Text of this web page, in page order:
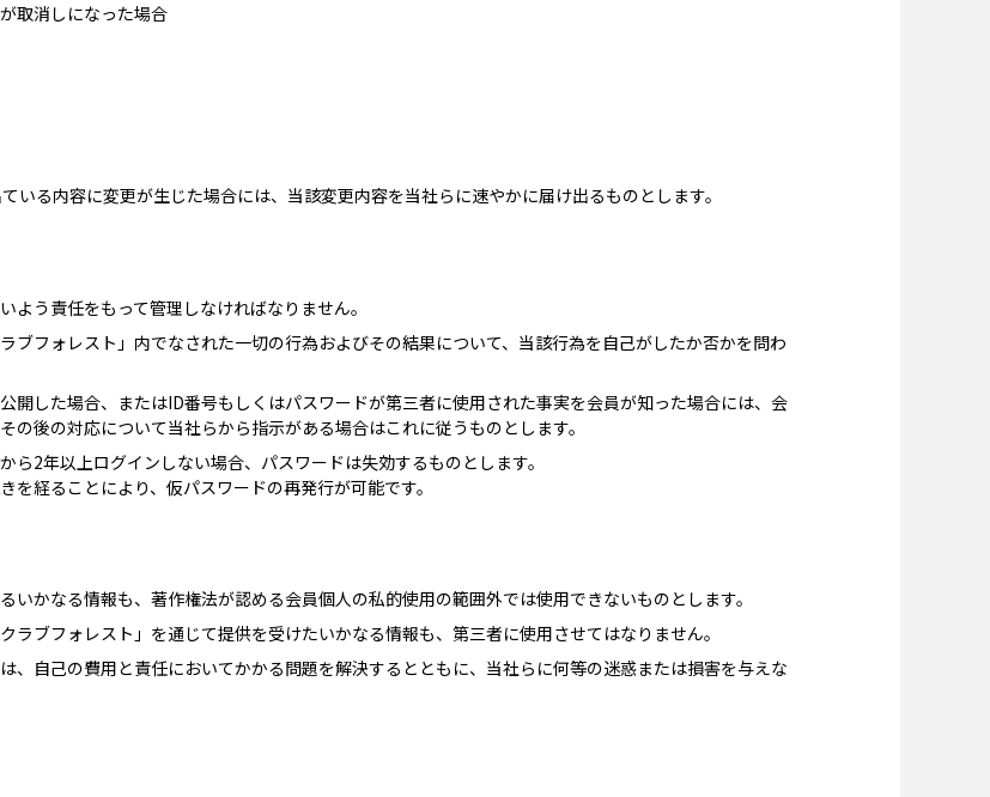
取消しになった場合
いる内容に変更が生じた場合には、当該変更内容を当社らに速やかに届け出るものとします。
う責任をもって管理しなければなりません。
ブフォレスト」内でなされた一切の行為およびその結果について、当該行為を自己がしたか否かを問わ
開した場合、またはID番号もしくはパスワードが第三者に使用された事実を会員が知った場合には、会
の後の対応について当社らから指示がある場合はこれに従うものとします。
2年以上ログインしない場合、パスワードは失効するものとします。
経ることにより、仮パスワードの再発行が可能です。
かなる情報も、著作権法が認める会員個人の私的使用の範囲外では使用できないものとします。
ブフォレスト」を通じて提供を受けたいかなる情報も、第三者に使用させてはなりません。
、自己の費用と責任においてかかる問題を解決するとともに、当社らに何等の迷惑または損害を与えな